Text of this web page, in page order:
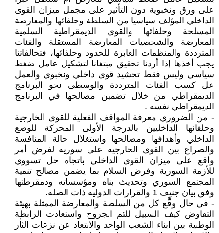
على ورق ونخبوية دون التأثير على مجمل ميزان القوى
الداخلي المؤلف سياسيا من السلطة وحلفائها والمعارضة
المسلحة وحلفائها والقوى الديمقراطية السلمية
المعارضة والشخصيات المعارضة المستقلة والفئات
المترددة والمنظمات العابرة للحدود وحلفائها، فتحالفاتنا
يجب أخذها إذا أردنا تحقيق مبتغانا لتشكيل عامل ضغط
سياسي وليس فقط تحشيد قوى داخلي ونخبوي والعمل
عل كسب الفئات المترددة والوسطى نحو البرنامج
الديمقراطي من خلال تضمين مصالحها في البرنامج
الديمقراطي نفسه .
- من الضروري معرفة المواقف الفعلية للقوى الخارجية
وحلفائها الداخليين بالدرجة الأولى المحركة للوضع
الداخلي وأهدافها ومصالحها واستغلال حالة المنافسة
والصراع بين القوى الخارجية على سورية لفرض أمر
واقع على ميزان القوى الداخلي باتجاه حل تسووي
للأزمة السورية وفرض السلام بما يضمن مصالح تنمية
المجتمع السوري وتحديث بناه ومؤسساته ودمقرطتها
وفق بيان جنيف 1 والقرارات الدولية ذات الصلة.
- في حال وقَّع كل من السلطة والمعارضة الممثلة بهيئة
التفاوض كيف السبيل للئم الجروح واستعادت الرابطة
الوطنية بين ابناء الشعب الواحد والابتعاد عن نزعات الثأر